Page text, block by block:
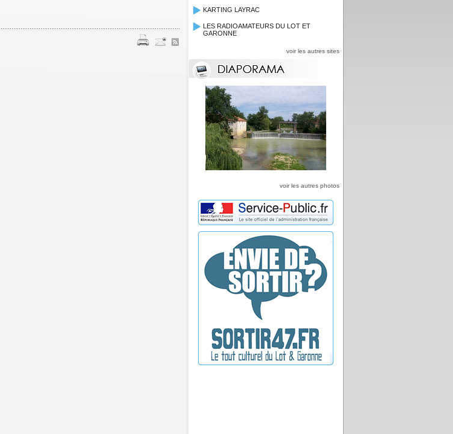
KARTING LAYRAC
LES RADIOAMATEURS DU LOT ET
GARONNE
voir les autres sites
voir les autres photos